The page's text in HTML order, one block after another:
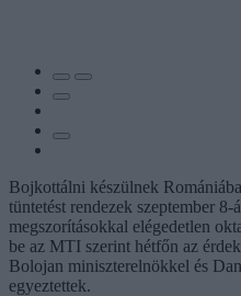
Bojkottálni készülnek
tüntetést rendezek szeptember
megszorításokkal elégedetlen
be az MTI szerint hétfőn az
Bolojan miniszterelnökkel és
egyeztettek.